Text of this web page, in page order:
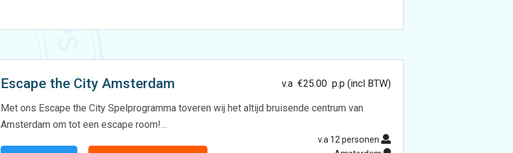
Escape the City Amsterdam v.a €25.00p.p (incl BTW)
Met ons Escape the City Spelprogramma toveren wij het altijd bruisende centrum van
Amsterdam om tot een escape room!…
v.a 12 personen